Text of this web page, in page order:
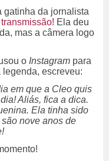
gatinha da jornalista
Ela deu
mas a câmera logo
o Instagram para
escreveu:
em que a Cleo quis
Aliás, fica a dica.
Ela tinha sido
nove anos de